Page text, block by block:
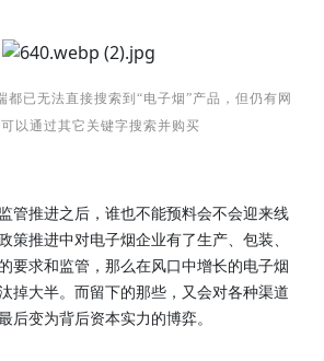
都已无法直接搜索到“电子烟”产品，但仍有网
以通过其它关键字搜索并购买
管推进之后，谁也不能预料会不会迎来线
策推进中对电子烟企业有了生产、包装、
要求和监管，那么在风口中增长的电子烟
掉大半。而留下的那些，又会对各种渠道
后变为背后资本实力的博弈。